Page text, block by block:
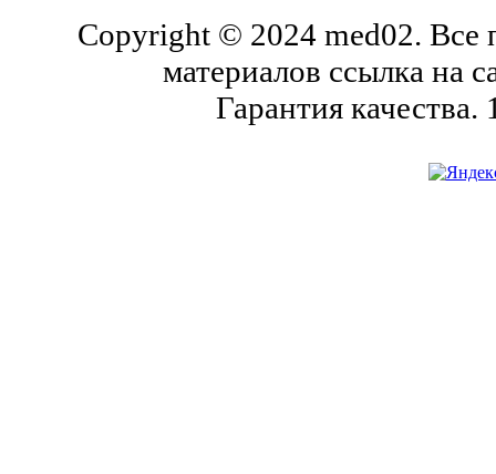
Copyright © 2024 med02. Все
материалов ссылка на
Гарантия